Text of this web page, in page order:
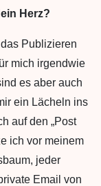
Herz?
Publizieren
mich irgendwie
es aber auch
ein Lächeln ins
auf den „Post
ich vor meinem
jeder
Email von